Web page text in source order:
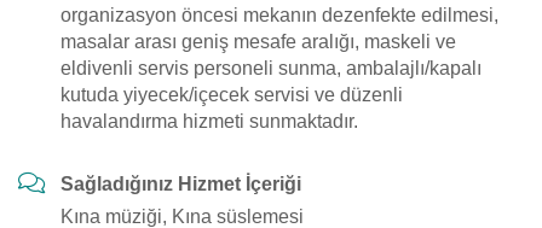
organizasyon öncesi mekanın dezenfekte edilmesi,
masalar arası geniş mesafe aralığı, maskeli ve
eldivenli servis personeli sunma, ambalajlı/kapalı
kutuda yiyecek/içecek servisi ve düzenli
havalandırma hizmeti sunmaktadır.
Sağladığınız Hizmet İçeriği
Kına müziği, Kına süslemesi